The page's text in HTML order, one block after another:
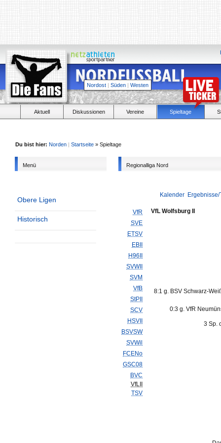
Nordost | Süden | Westen
Aktuell Diskussionen Vereine Spieltage
Du bist hier: Norden | Startseite » Spieltage
Menü
Obere Ligen
Historisch
Regionalliga Nord
Kalender
VfR
SVE
ETSV
EBII
H96II
SVWII
SVM
VfB
StPII
SCV
HSVII
BSVSW
SVWil
FCENo
GSC08
BVC
VfLII
TSV
VfL Wolfsburg II
8:1 g. BSV Schwarz-
0:3 g. VfR
3 Sp.